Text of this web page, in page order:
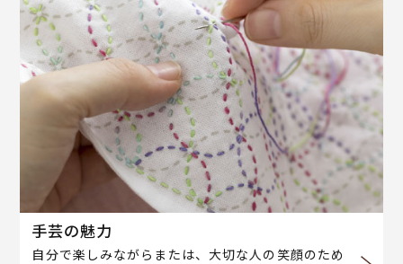
手芸の魅力
自分で楽しみながらまたは、大切な人の笑顔のため